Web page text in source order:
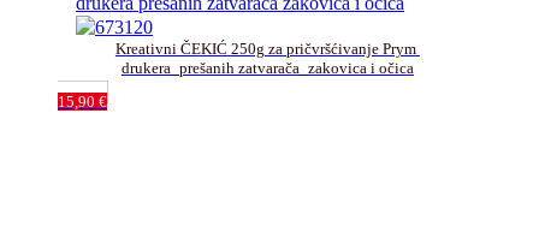
Kreativni ČEKIĆ 250g za pričvršćivanje Prym
drukera_prešanih zatvarača_zakovica i očica
15,90 €